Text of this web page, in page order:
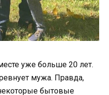
уже больше 20 лет.
мужа. Правда,
бытовые